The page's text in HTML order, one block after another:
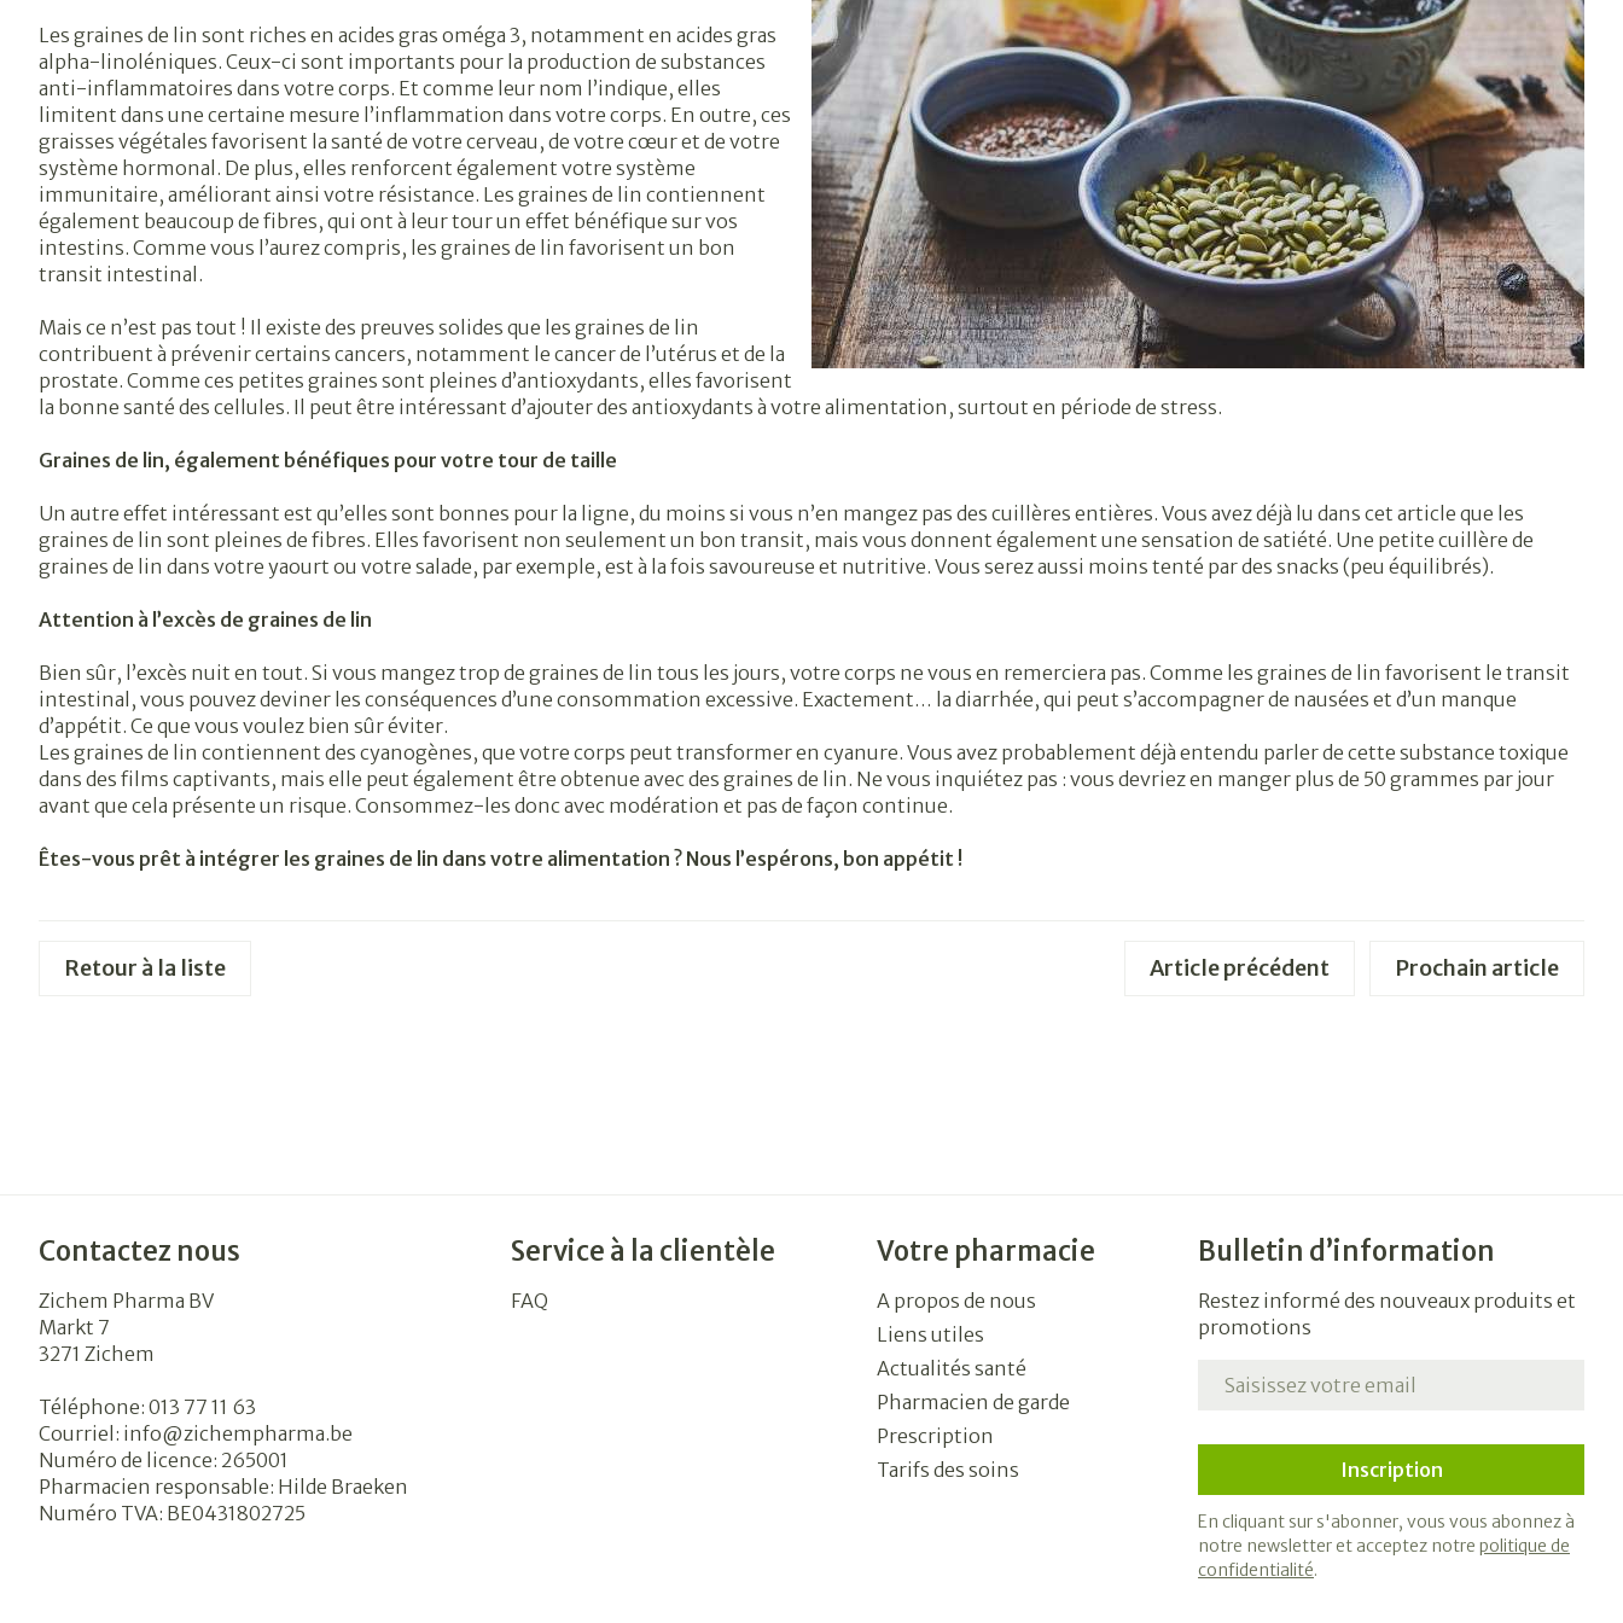
Les graines de lin sont riches en acides gras oméga 3, notamment en acides gras
alpha-linoléniques. Ceux-ci sont importants pour la production de substances
anti-inflammatoires dans votre corps. Et comme leur nom l’indique, elles
limitent dans une certaine mesure l’inflammation dans votre corps. En outre, ces
graisses végétales favorisent la santé de votre cerveau, de votre cœur et de votre
système hormonal. De plus, elles renforcent également votre système
immunitaire, améliorant ainsi votre résistance. Les graines de lin contiennent
également beaucoup de fibres, qui ont à leur tour un effet bénéfique sur vos
intestins. Comme vous l’aurez compris, les graines de lin favorisent un bon
transit intestinal.
Mais ce n’est pas tout ! Il existe des preuves solides que les graines de lin
contribuent à prévenir certains cancers, notamment le cancer de l’utérus et de la
prostate. Comme ces petites graines sont pleines d’antioxydants, elles favorisent
la bonne santé des cellules. Il peut être intéressant d’ajouter des antioxydants à votre alimentation, surtout en période de stress.
Graines de lin, également bénéfiques pour votre tour de taille
Un autre effet intéressant est qu’elles sont bonnes pour la ligne, du moins si vous n’en mangez pas des cuillères entières. Vous avez déjà lu dans cet article que les
graines de lin sont pleines de fibres. Elles favorisent non seulement un bon transit, mais vous donnent également une sensation de satiété. Une petite cuillère de
graines de lin dans votre yaourt ou votre salade, par exemple, est à la fois savoureuse et nutritive. Vous serez aussi moins tenté par des snacks (peu équilibrés).
Attention à l’excès de graines de lin
Bien sûr, l’excès nuit en tout. Si vous mangez trop de graines de lin tous les jours, votre corps ne vous en remerciera pas. Comme les graines de lin favorisent le transit
intestinal, vous pouvez deviner les conséquences d’une consommation excessive. Exactement… la diarrhée, qui peut s’accompagner de nausées et d’un manque
d’appétit. Ce que vous voulez bien sûr éviter.
Les graines de lin contiennent des cyanogènes, que votre corps peut transformer en cyanure. Vous avez probablement déjà entendu parler de cette substance toxique
dans des films captivants, mais elle peut également être obtenue avec des graines de lin. Ne vous inquiétez pas : vous devriez en manger plus de 50 grammes par jour
avant que cela présente un risque. Consommez-les donc avec modération et pas de façon continue.
Êtes-vous prêt à intégrer les graines de lin dans votre alimentation ? Nous l’espérons, bon appétit !
Retour à la liste Article précédent Prochain article
Contactez nous
Zichem Pharma BV
Markt 7
3271 Zichem
Téléphone: 013 77 11 63
Courriel: info@zichempharma.be
Numéro de licence: 265001
Pharmacien responsable: Hilde Braeken
Numéro TVA: BE0431802725
Service à la clientèle
FAQ
Votre pharmacie
A propos de nous
Liens utiles
Actualités santé
Pharmacien de garde
Prescription
Tarifs des soins
Bulletin d’information
Restez informé des nouveaux produits et
promotions
Adresse mail
Inscription
En cliquant sur s'abonner, vous vous abonnez à
notre newsletter et acceptez notrepolitique de
confidentialité.